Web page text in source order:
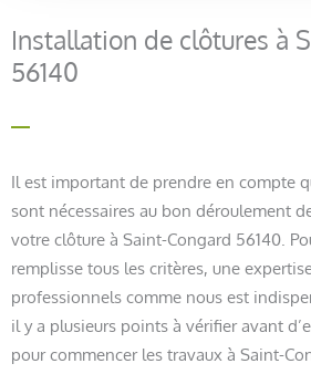
Installation de clôtures à
56140
Il est important de prendre en compte
sont nécessaires au bon déroulement
votre clôture à Saint-Congard 56140.
remplisse tous les critères, une
professionnels comme nous est
il y a plusieurs points à vérifier avant
pour commencer les travaux à Saint-